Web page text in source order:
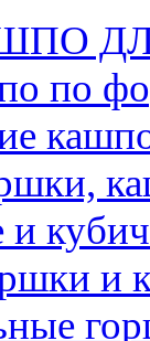
по
и
и